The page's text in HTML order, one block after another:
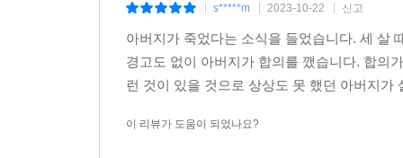
- 편혜영(소설가)
간결하면서도 풍부하고, 절제되어 있으면서도
느닷없이 웃음을 유발하고 사유를 촉발하는,
- 보스턴 글로브
s*****m 2023-10-22 신고
아버지가 죽었다는 소식을 들었습니다. 세 살
경고도 없이 아버지가 합의를 깼습니다. 합의
런 것이 있을 것으로 상상도 못 했던 아버지
이 리뷰가 도움이 되었나요?